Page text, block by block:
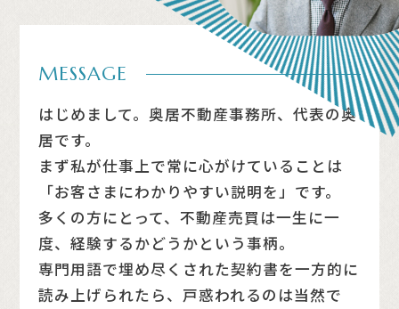
MESSAGE
はじめまして。奥居不動産事務所、代表の奥
居です。
まず私が仕事上で常に心がけていることは
「お客さまにわかりやすい説明を」です。
多くの方にとって、不動産売買は一生に一
度、経験するかどうかという事柄。
専門用語で埋め尽くされた契約書を一方的に
読み上げられたら、戸惑われるのは当然で